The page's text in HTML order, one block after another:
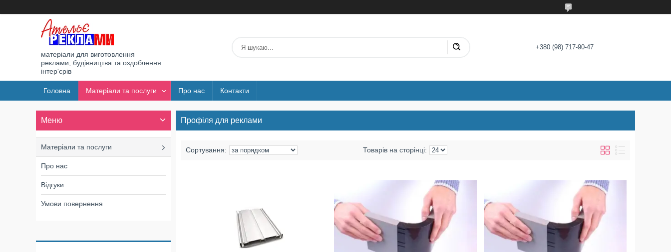
матеріали для виготовлення
реклами, будівництва та оздоблення
інтер'єрів
+380 (98) 717-90-47
Головна Матеріали та послуги Про нас Контакти
Профіля для реклами
Матеріали та послуги
Про нас
Відгуки
Умови повернення